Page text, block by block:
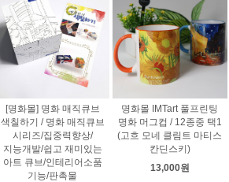
[명화몰] 명화 매직큐브
색칠하기 / 명화 매직큐브
시리즈/집중력향상/
지능개발/쉽고 재미있는
아트 큐브/인테리어소품
기능/판촉물
명화몰 IMTart 풀프린팅
명화 머그컵 / 12종중 택1
(고흐 모네 클림트 마티스
칸딘스키)
13,000원